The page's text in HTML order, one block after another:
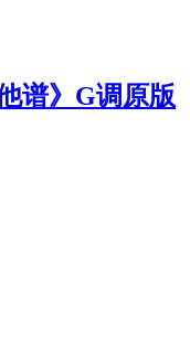
谱》G调原版